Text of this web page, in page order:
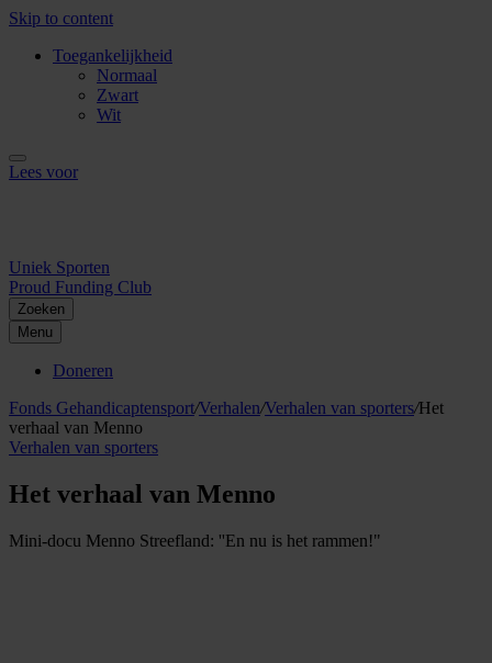
Skip to content
Toegankelijkheid
Normaal
Zwart
Wit
Lees voor
Uniek Sporten
Proud Funding Club
Zoeken
Menu
Doneren
Fonds Gehandicaptensport/Verhalen/Verhalen van sporters/Het
verhaal van Menno
Verhalen van sporters
Het verhaal van Menno
Mini-docu Menno Streefland: ''En nu is het rammen!"